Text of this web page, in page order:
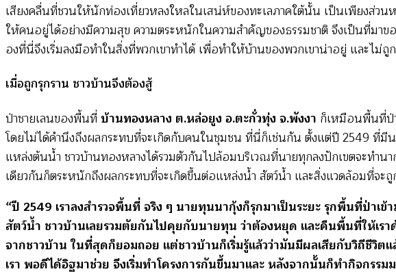
ชาย
เลน
:
ชาย
เล
รักษ์
ป่า
ชาย
เลน
บ้าน
ทอง
จ.พัง
เสียงคลื่นที่ชวนให้นักท่องเที่ยวหลงใหลในเสน่ห์ของทะเลภาคใต้นั้น เป็นเพียงส่
ให้คนอยู่ได้อย่างมีความสุข ความตระหนักในความสำคัญของธรรมชาติ จึงเป็นที่ม
องที่นี่จึงเริ่มลงมือทำในสิ่งที่พวกเขาทำได้ เพื่อทำให้บ้านของพวกเขาน่าอยู่ และไม่ถู
เมื่อถูกรุกราน ชาวบ้านจึงต้องสู้
ป่าชายเลนของพื้นที่บ้านทองหลาง ต.หล่อยูง อ.ตะกั่วทุ่ง จ.พังงา ก็เหมือนพื้นที่ป่
โดยไม่ได้คำนึงถึงผลกระทบที่จะเกิดกับคนในชุมชน ที่นี่ก็เช่นกัน ตั้งแต่ปี 2549 ที่มี
แหล่งต้นน้ำ ชาวบ้านทองหลางได้รวมตัวกันไปล้อมบริเวณที่นายทุกลงปักเขตจะท
เดียวกันก็ตระหนักถึงผลกระทบที่จะเกิดขึ้นต่อแหล่งน้ำ สัตว์น้ำ และสิ่งแวดล้อมที่จะ
“ปี 2549 เราลงสำรวจพื้นที่ จริง ๆ นายทุนนากุ้งก็รุกมาเป็นระยะ รุกพื้นที่ป่าเข้
สัตว์น้ำ ชาวบ้านเลยรวมตัยกันไปคุยกับนายทุน ว่าต้องหยุด และคืนพื้นที่ให้เ
จากชาวบ้าน ในที่สุดก็ยอมถอย แต่ชาวบ้านก็เริ่มรู้แล้วว่ามันมีผลเสียกับวิถีชีวิ
เรา พอดีได้อิฐมาช่วย จึงเริ่มทำโครงการกันขึ้นมาและ หลังจากนั้นก็ทำกิจกรรม